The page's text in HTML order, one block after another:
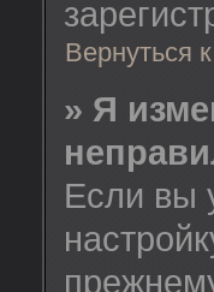
Вернуться
» Я
Если вы